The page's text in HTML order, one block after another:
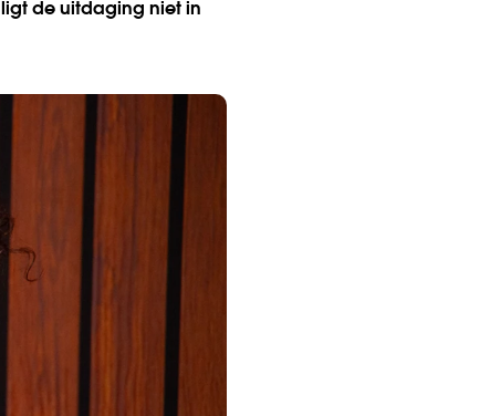
ligt de uitdaging niet in